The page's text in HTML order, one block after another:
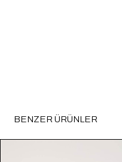
BENZER ÜRÜNLER